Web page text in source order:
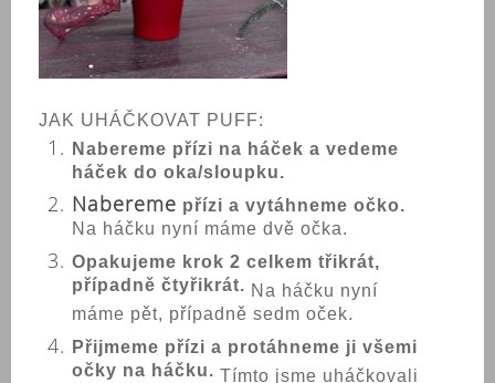
JAK UHÁČKOVAT PUFF:
Nabereme přízi na háček a vedeme
háček do oka/sloupku.
Nabereme přízi a vytáhneme očko.
Na háčku nyní máme dvě očka.
Opakujeme krok 2 celkem třikrát,
případně čtyřikrát. Na háčku nyní
máme pět, případně sedm oček.
Přijmeme přízi a protáhneme ji všemi
očky na háčku. Tímto jsme uháčkovali